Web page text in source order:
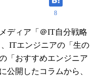
8
ディア「＠IT自分戦略
ITエンジニアの「生の
「おすすめエンジニア
公開したコラムから、